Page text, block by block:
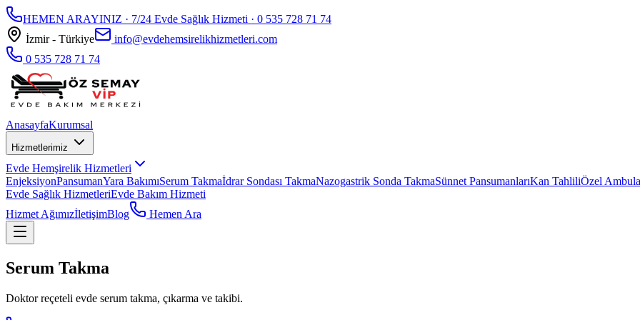
HEMEN ARAYINIZ · 7/24 Evde Sağlık Hizmeti · 0 535 728 71 74
İzmir - Türkiye
info@evdehemsirelikhizmetleri.com
0 535 728 71 74
AnasayfaKurumsal
Hizmetlerimiz
Evde Hemşirelik Hizmetleri
EnjeksiyonPansumanYara BakımıSerum Takmaİdrar Sondası TakmaNazogastrik Sonda TakmaSünnet PansumanlarıKan TahliliÖzel
Evde Sağlık HizmetleriEvde Bakım Hizmeti
Hizmet AğımızİletişimBlog Hemen Ara
Serum Takma
Doktor reçeteli evde serum takma, çıkarma ve takibi.